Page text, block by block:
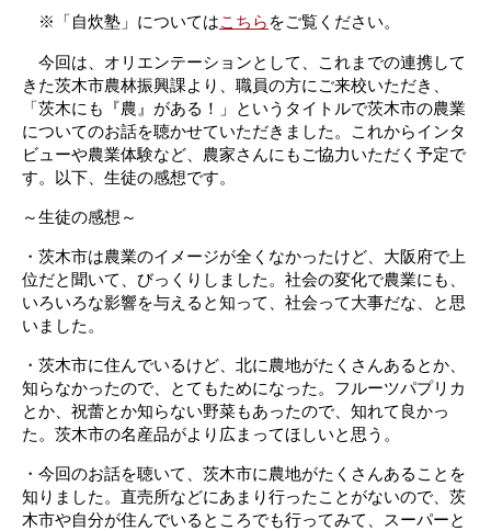
※「自炊塾」についてはこちら をご覧ください。
今回は、オリエンテーションとして、これまでの連携して
きた茨木市農林振興課より、職員の方にご来校いただき、
「茨木にも『農』がある！」というタイトルで茨木市の農業
についてのお話を聴かせていただきました。これからインタ
ビューや農業体験など、農家さんにもご協力いただく予定で
す。以下、生徒の感想です。
～生徒の感想～
・茨木市は農業のイメージが全くなかったけど、大阪府で上
位だと聞いて、びっくりしました。社会の変化で農業にも、
いろいろな影響を与えると知って、社会って大事だな、と思
いました。
・茨木市に住んでいるけど、北に農地がたくさんあるとか、
知らなかったので、とてもためになった。フルーツパプリカ
とか、祝蕾とか知らない野菜もあったので、知れて良かっ
た。茨木市の名産品がより広まってほしいと思う。
・今回のお話を聴いて、茨木市に農地がたくさんあることを
知りました。直売所などにあまり行ったことがないので、茨
木市や自分が住んでいるところでも行ってみて、スーパーと